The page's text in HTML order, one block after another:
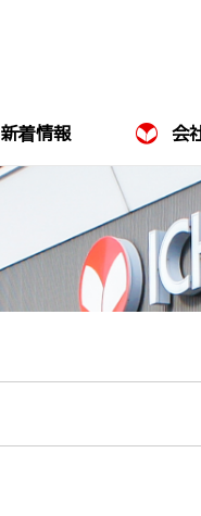
新着情報 会